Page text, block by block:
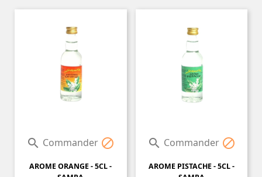
 Commander 
AROME ORANGE - 5CL -
 Commander 
AROME PISTACHE - 5CL -